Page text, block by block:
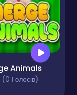
Animals
Голосів)